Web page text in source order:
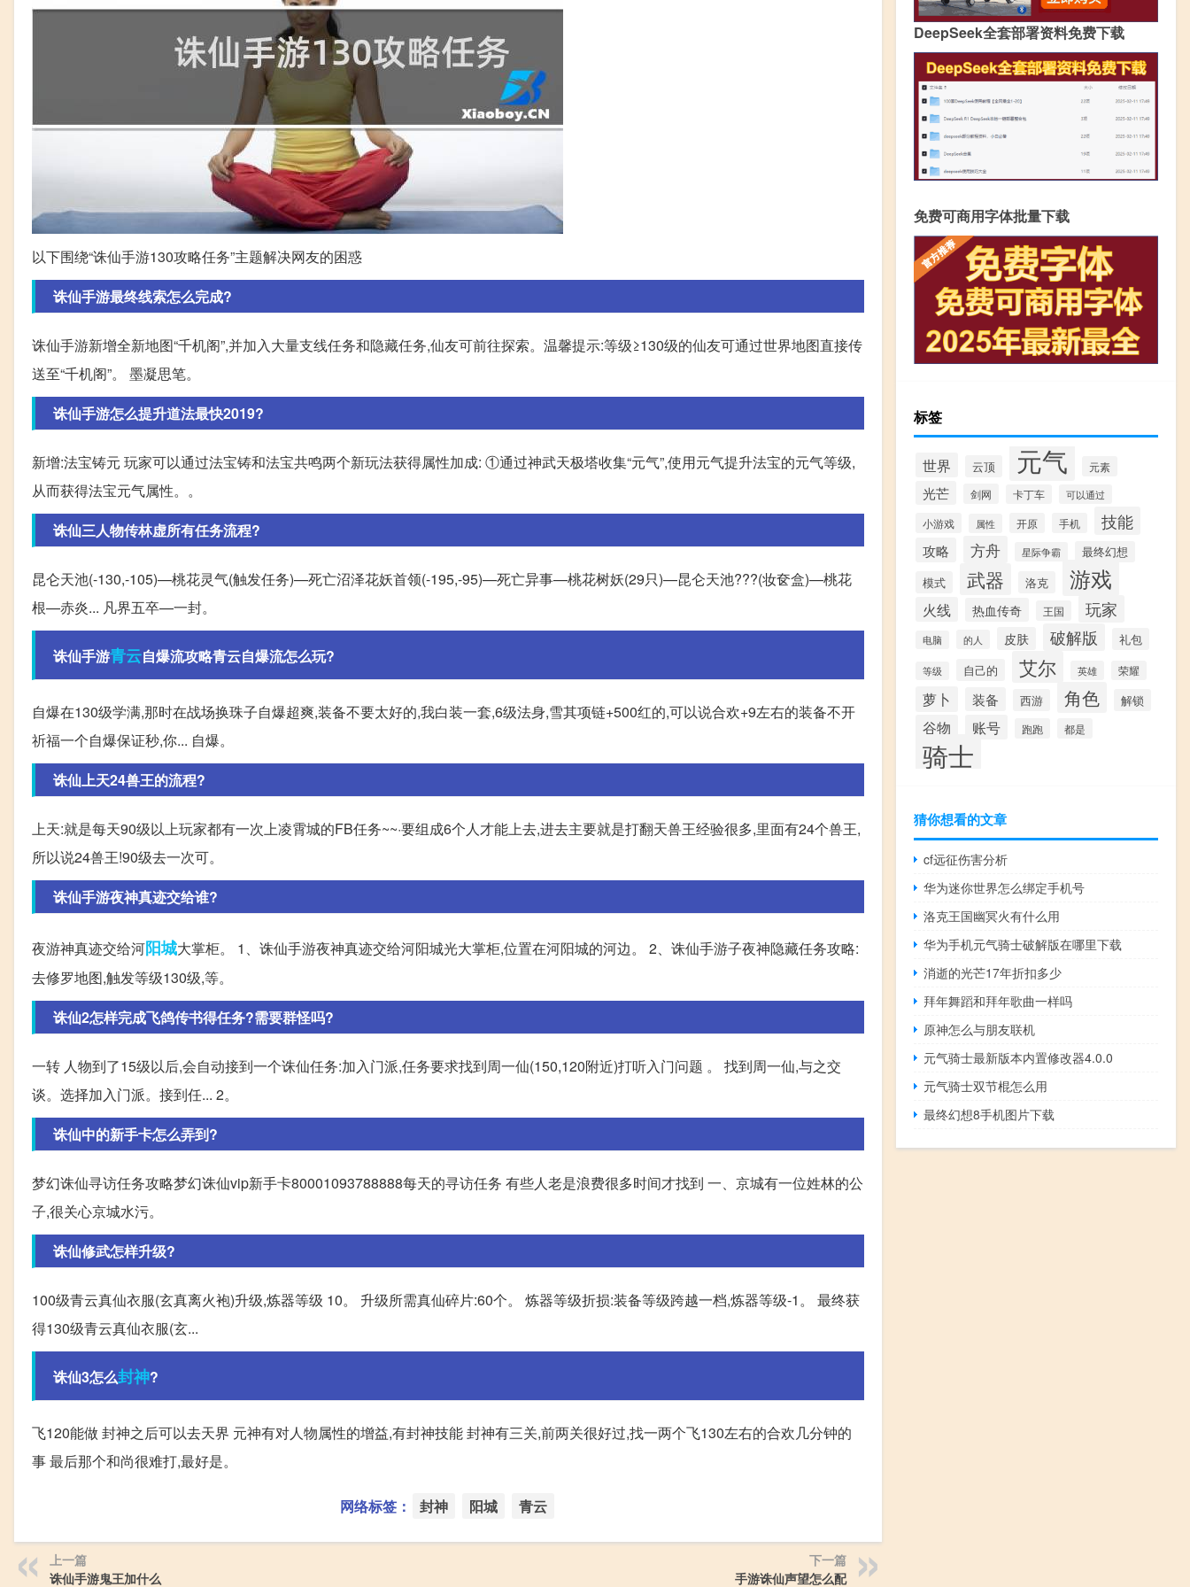
以下围绕“诛仙手游130攻略任务”主题解决网友的困惑
诛仙手游最终线索怎么完成?
诛仙手游新增全新地图“千机阁”,并加入大量支线任务和隐藏任务,仙友可前往探索。温馨提示:等级≥130级的仙友可通过世界地图直接传
送至“千机阁”。 墨凝思笔。
诛仙手游怎么提升道法最快2019?
新增:法宝铸元 玩家可以通过法宝铸和法宝共鸣两个新玩法获得属性加成: ①通过神武天极塔收集“元气”,使用元气提升法宝的元气等级,
从而获得法宝元气属性。。
诛仙三人物传林虚所有任务流程?
昆仑天池(-130,-105)—桃花灵气(触发任务)—死亡沼泽花妖首领(-195,-95)—死亡异事—桃花树妖(29只)—昆仑天池???(妆奁盒)—桃花
根—赤炎... 凡界五卒—一封。
诛仙手游青云自爆流攻略青云自爆流怎么玩?
自爆在130级学满,那时在战场换珠子自爆超爽,装备不要太好的,我白装一套,6级法身,雪其项链+500红的,可以说合欢+9左右的装备不开
祈福一个自爆保证秒,你... 自爆。
诛仙上天24兽王的流程?
上天:就是每天90级以上玩家都有一次上凌霄城的FB任务~~·要组成6个人才能上去,进去主要就是打翻天兽王经验很多,里面有24个兽王,
所以说24兽王!90级去一次可。
诛仙手游夜神真迹交给谁?
夜游神真迹交给河阳城大掌柜。 1、诛仙手游夜神真迹交给河阳城光大掌柜,位置在河阳城的河边。 2、诛仙手游子夜神隐藏任务攻略:
去修罗地图,触发等级130级,等。
诛仙2怎样完成飞鸽传书得任务?需要群怪吗?
一转 人物到了15级以后,会自动接到一个诛仙任务:加入门派,任务要求找到周一仙(150,120附近)打听入门问题 。 找到周一仙,与之交
谈。选择加入门派。接到任... 2。
诛仙中的新手卡怎么弄到?
梦幻诛仙寻访任务攻略梦幻诛仙vip新手卡80001093788888每天的寻访任务 有些人老是浪费很多时间才找到 一、京城有一位姓林的公
子,很关心京城水污。
诛仙修武怎样升级?
100级青云真仙衣服(玄真离火袍)升级,炼器等级 10。 升级所需真仙碎片:60个。 炼器等级折损:装备等级跨越一档,炼器等级-1。 最终获
得130级青云真仙衣服(玄...
诛仙3怎么封神?
飞120能做 封神之后可以去天界 元神有对人物属性的增益,有封神技能 封神有三关,前两关很好过,找一两个飞130左右的合欢几分钟的
事 最后那个和尚很难打,最好是。
网络标签： 封神 阳城 青云
上一篇
诛仙手游鬼王加什么
下一篇
手游诛仙声望怎么配
DeepSeek全套部署资料免费下载
免费可商用字体批量下载
标签
世界 云顶 元气 元素
光芒 剑网 卡丁车 可以通过
小游戏 属性 开原 手机 技能
攻略 方舟 星际争霸 最终幻想
模式 武器 洛克 游戏
火线 热血传奇 王国 玩家
电脑 的人 皮肤 破解版 礼包
等级 自己的 艾尔 英雄 荣耀
萝卜 装备 西游 角色 解锁
谷物 账号 跑跑 都是
骑士
猜你想看的文章
cf远征伤害分析
华为迷你世界怎么绑定手机号
洛克王国幽冥火有什么用
华为手机元气骑士破解版在哪里下载
消逝的光芒17年折扣多少
拜年舞蹈和拜年歌曲一样吗
原神怎么与朋友联机
元气骑士最新版本内置修改器4.0.0
元气骑士双节棍怎么用
最终幻想8手机图片下载